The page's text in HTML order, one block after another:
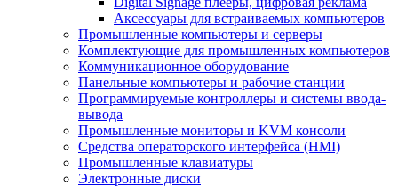
Аксессуары для встраиваемых компьютеров
Промышленные компьютеры и серверы
Комплектующие для промышленных компьютеров
Коммуникационное оборудование
Панельные компьютеры и рабочие станции
Программируемые контроллеры и системы ввода-
вывода
Промышленные мониторы и KVM консоли
Средства операторского интерфейса (HMI)
Промышленные клавиатуры
Электронные диски